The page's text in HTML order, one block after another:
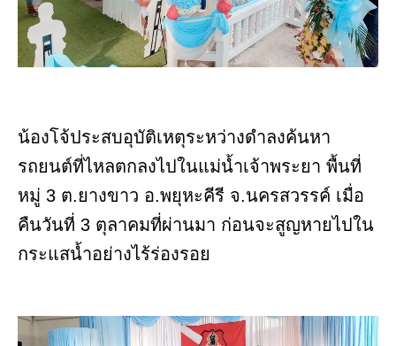
น้องโจ้ประสบอุบัติเหตุระหว่างดำลงค้นหา
รถยนต์ที่ไหลตกลงไปในแม่น้ำเจ้าพระยา พื้นที่
หมู่ 3 ต.ยางขาว อ.พยุหะคีรี จ.นครสวรรค์ เมื่อ
คืนวันที่ 3 ตุลาคมที่ผ่านมา ก่อนจะสูญหายไปใน
กระแสน้ำอย่างไร้ร่องรอย